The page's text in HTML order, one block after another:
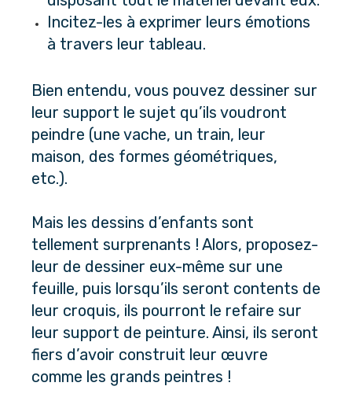
Incitez-les à exprimer leurs émotions
à travers leur tableau.
Bien entendu, vous pouvez dessiner sur
leur support le sujet qu’ils voudront
peindre (une vache, un train, leur
maison, des formes géométriques,
etc.).
Mais les dessins d’enfants sont
tellement surprenants ! Alors, proposez-
leur de dessiner eux-même sur une
feuille, puis lorsqu’ils seront contents de
leur croquis, ils pourront le refaire sur
leur support de peinture. Ainsi, ils seront
fiers d’avoir construit leur œuvre
comme les grands peintres !